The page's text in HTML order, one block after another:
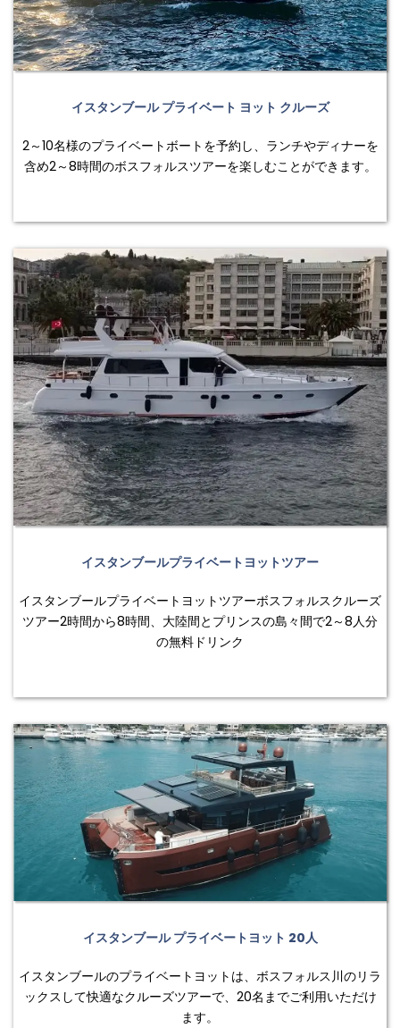
イスタンブール プライベート ヨット クルーズ
2～10名様のプライベートボートを予約し、ランチやディナーを
含め2～8時間のボスフォルスツアーを楽しむことができます。
イスタンブールプライベートヨットツアー
イスタンブールプライベートヨットツアーボスフォルスクルーズ
ツアー2時間から8時間、大陸間とプリンスの島々間で2～8人分
の無料ドリンク
イスタンブール プライベートヨット 20人
イスタンブールのプライベートヨットは、ボスフォルス川のリラ
ックスして快適なクルーズツアーで、20名までご利用いただけ
ます。